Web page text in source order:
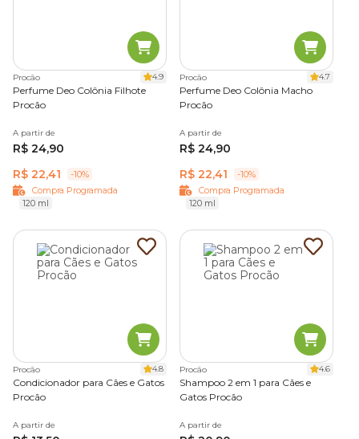
Procão 4.9
Perfume Deo Colônia Filhote
Procão
A partir de
R$ 24,90
R$ 22,41
-10%
Compra Programada
120 ml
Procão 4.7
Perfume Deo Colônia Macho
Procão
A partir de
R$ 24,90
R$ 22,41
-10%
Compra Programada
120 ml
Procão 4.8
Condicionador para Cães e Gatos
Procão
A partir de
Procão 4.6
Shampoo 2 em 1 para Cães e
Gatos Procão
A partir de